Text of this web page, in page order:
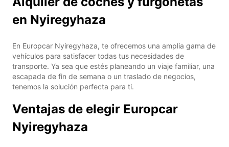
en Nyiregyhaza
En Europcar Nyiregyhaza, te ofrecemos una amplia gama de
vehículos para satisfacer todas tus necesidades de
transporte. Ya sea que estés planeando un viaje familiar, una
escapada de fin de semana o un traslado de negocios,
tenemos la solución perfecta para ti.
Ventajas de elegir Europcar
Nyiregyhaza